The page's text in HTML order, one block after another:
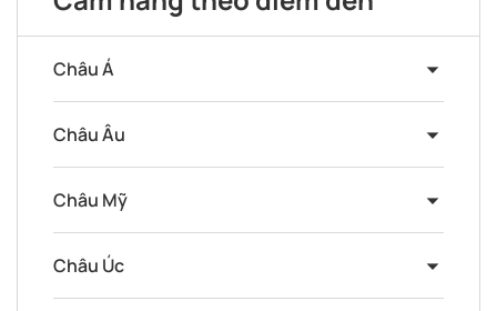
Châu Á
Châu Âu
Châu Mỹ
Châu Úc